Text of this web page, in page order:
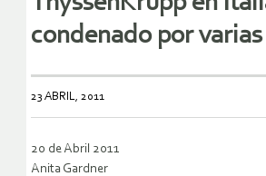
condenado por
23 ABRIL, 2011
20 de Abril 2011
Anita Gardner